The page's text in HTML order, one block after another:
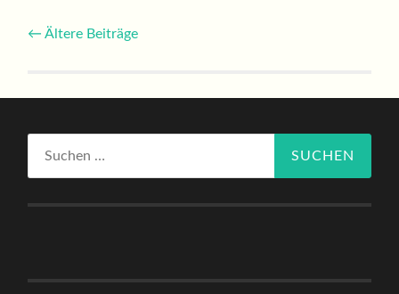
Beiträge-
← Ältere Beiträge